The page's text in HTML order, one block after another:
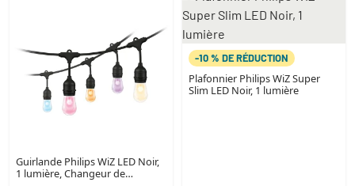
Guirlande Philips WiZ LED Noir,
1 lumière, Changeur de
-10 % DE RÉDUCTION
Plafonnier Philips WiZ Super
Slim LED Noir, 1 lumière